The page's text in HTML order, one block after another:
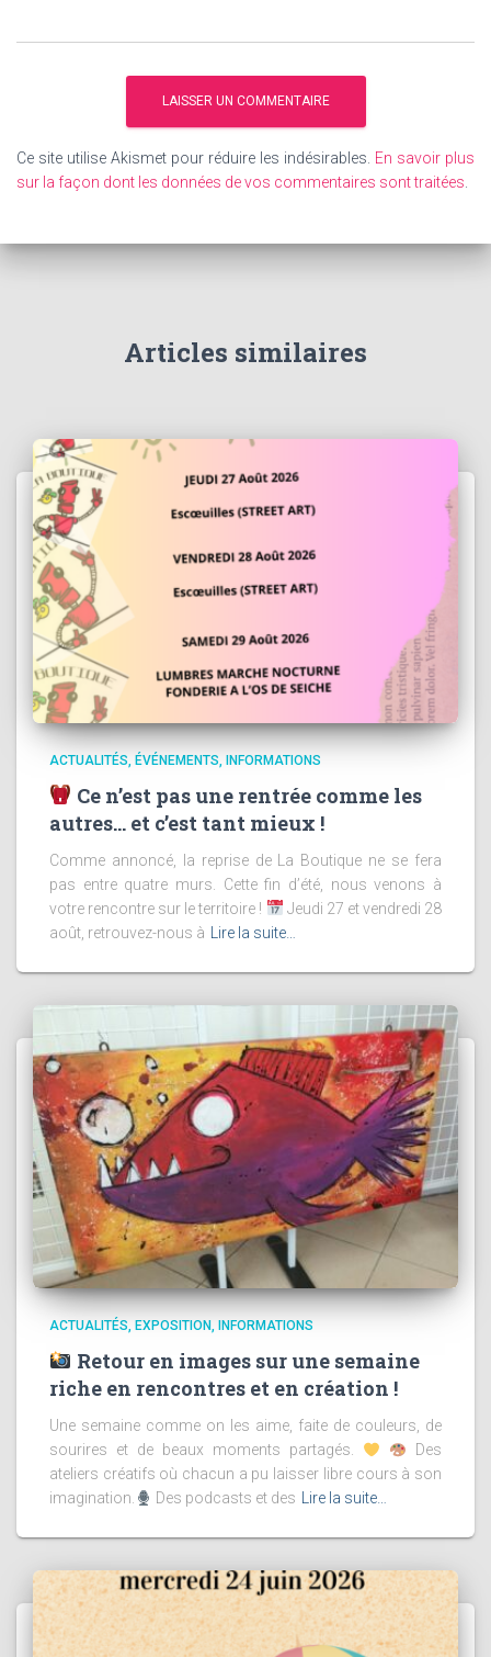
Ce site utilise Akismet pour réduire les indésirables. En savoir plus
sur la façon dont les données de vos commentaires sont traitées
Articles similaires
ACTUALITÉS ÉVÉNEMENTS INFORMATIONS
Ce n’est pas une rentrée comme les
autres… et c’est tant mieux !
Comme annoncé, la reprise de La Boutique ne se fera
pas entre quatre murs. Cette fin d’été, nous venons à
votre rencontre sur le territoire !
Jeudi 27 et vendredi 28
août, retrouvez-nous à
Lire la suite…
ACTUALITÉS EXPOSITION INFORMATIONS
Retour en images sur une semaine
riche en rencontres et en création !
Une semaine comme on les aime, faite de couleurs, de
sourires et de beaux moments partagés.
Des
ateliers créatifs où chacun a pu laisser libre cours à son
imagination.
Des podcasts et des Lire la suite…